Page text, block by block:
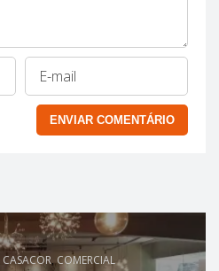
CASACOR,COMERCIAL